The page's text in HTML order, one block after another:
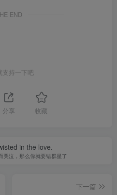
END
支持一下吧
分享 收藏
in the love.
哭泣，那么你就要错群星了
下一篇